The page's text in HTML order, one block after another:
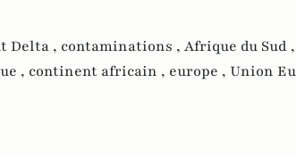
Delta , contaminations , Afrique du Sud ,
, continent africain , europe , Union